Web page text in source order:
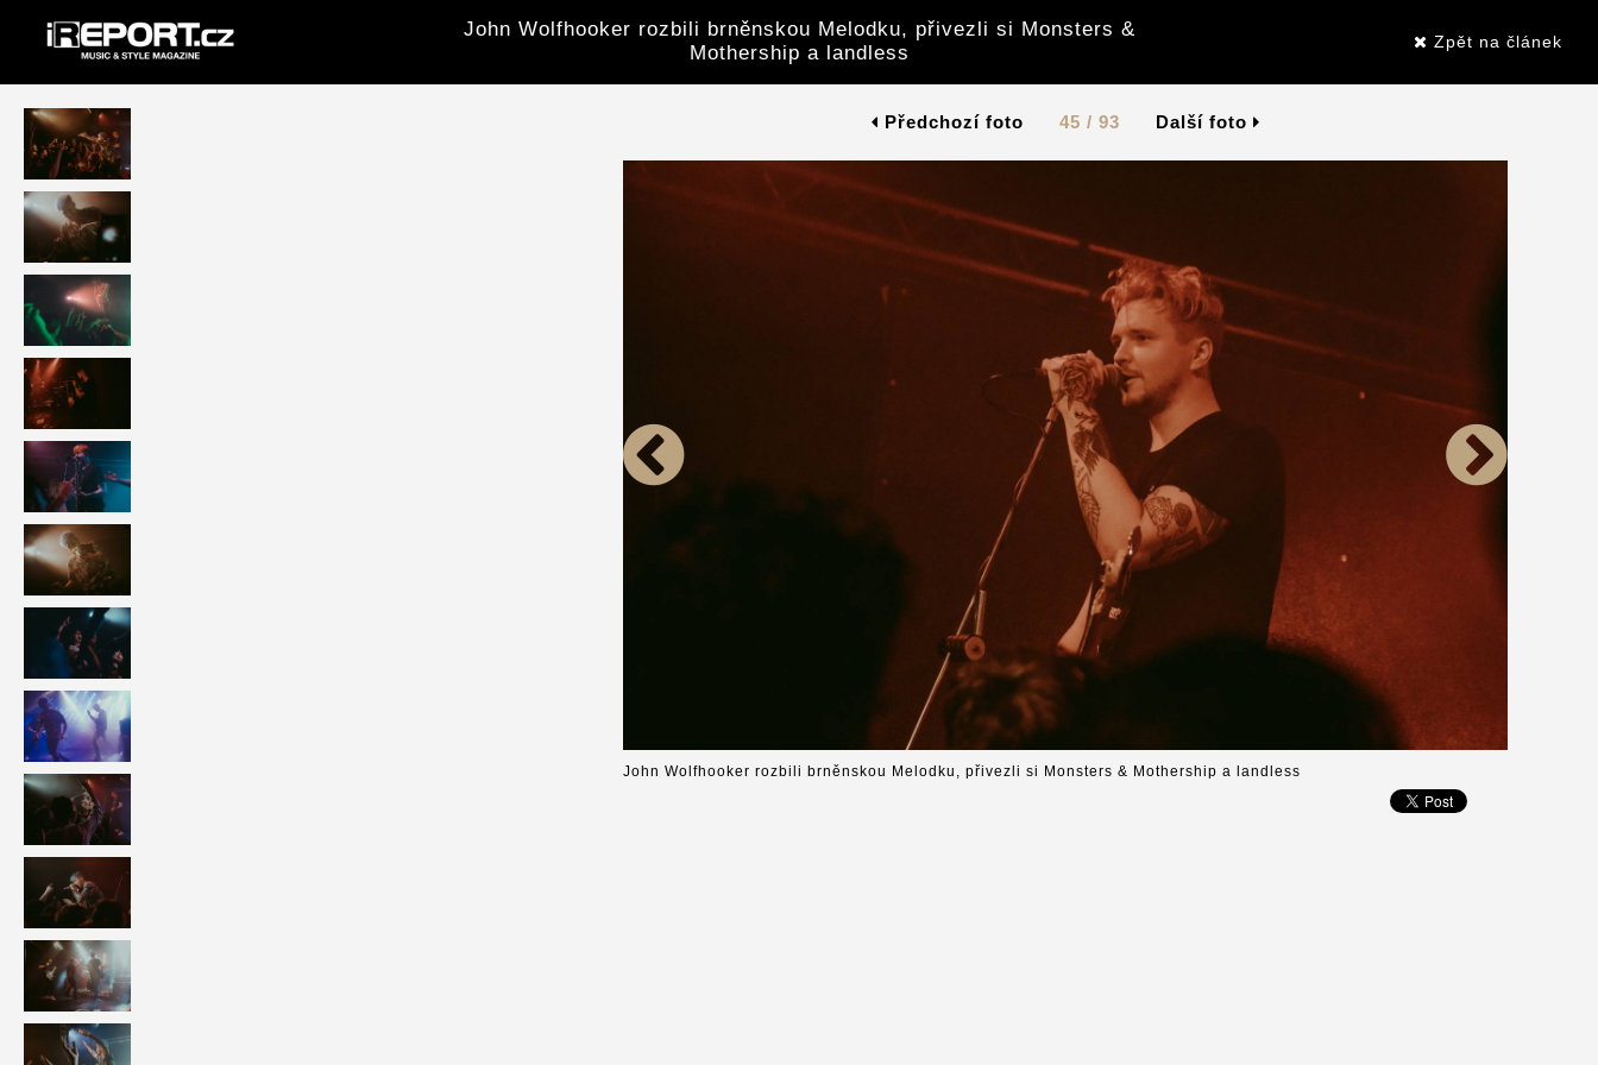
John Wolfhooker rozbili brněnskou Melodku, přivezli si Monsters &
Mothership a landless
Zpět na článek
Předchozí foto 45 / 93 Další foto
John Wolfhooker rozbili brněnskou Melodku, přivezli si Monsters & Mothership a landless